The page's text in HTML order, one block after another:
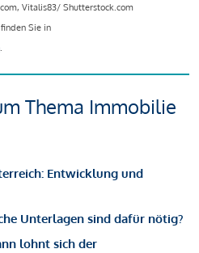
Vitalis83/ Shutterstock.com
Sie in
.
Thema Immobilie
Entwicklung und
Unterlagen sind dafür nötig?
lohnt sich der